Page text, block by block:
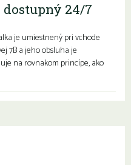
24/7
je umiestnený pri vchode
7B a jeho obsluha je
na rovnakom princípe, ako